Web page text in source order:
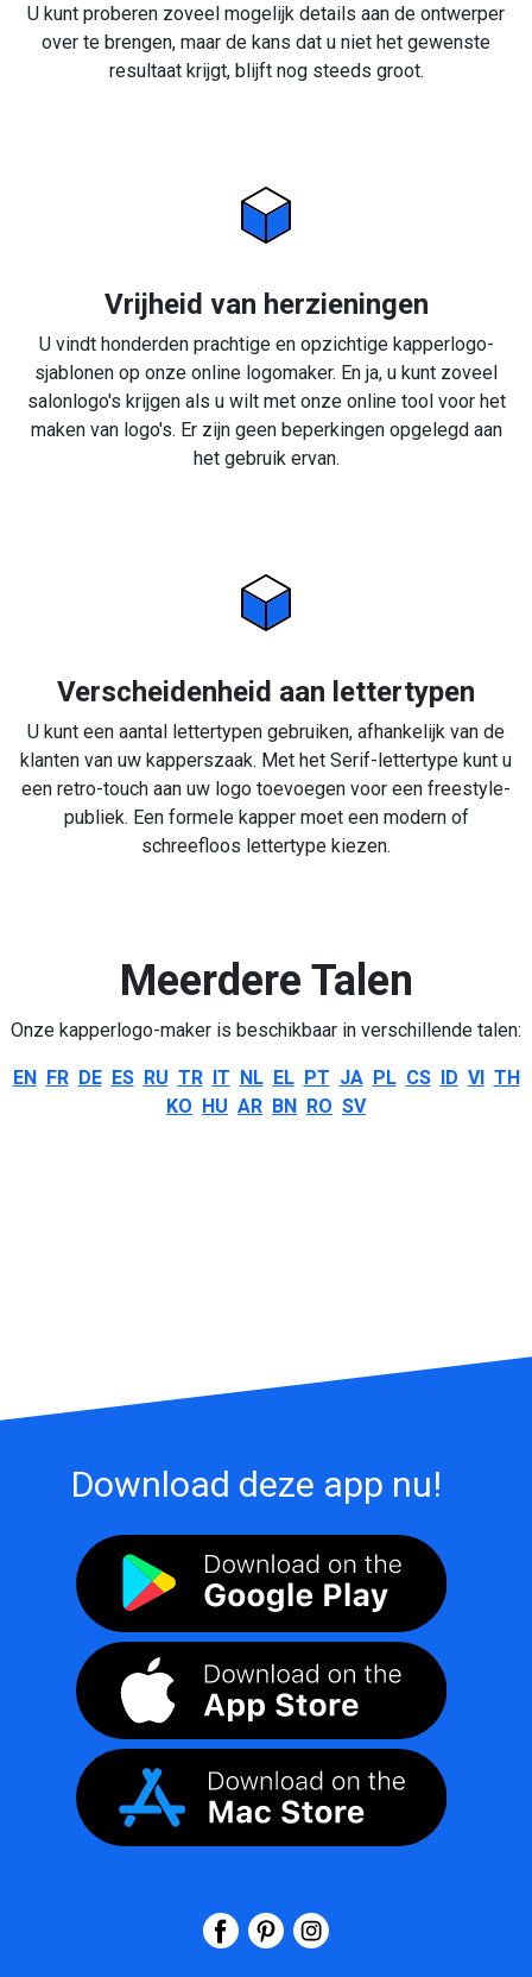
U kunt proberen zoveel mogelijk details aan de ontwerper
over te brengen, maar de kans dat u niet het gewenste
resultaat krijgt, blijft nog steeds groot.
Vrijheid van herzieningen
U vindt honderden prachtige en opzichtige kapperlogo-
sjablonen op onze online logomaker. En ja, u kunt zoveel
salonlogo's krijgen als u wilt met onze online tool voor het
maken van logo's. Er zijn geen beperkingen opgelegd aan
het gebruik ervan.
Verscheidenheid aan lettertypen
U kunt een aantal lettertypen gebruiken, afhankelijk van de
klanten van uw kapperszaak. Met het Serif-lettertype kunt u
een retro-touch aan uw logo toevoegen voor een freestyle-
publiek. Een formele kapper moet een modern of
schreefloos lettertype kiezen.
Meerdere Talen
Onze kapperlogo-maker is beschikbaar in verschillende talen:
EN FR DE ES RU TR IT NL EL PT JA PL CS ID VI TH
KO HU AR BN RO SV
Download deze app nu!